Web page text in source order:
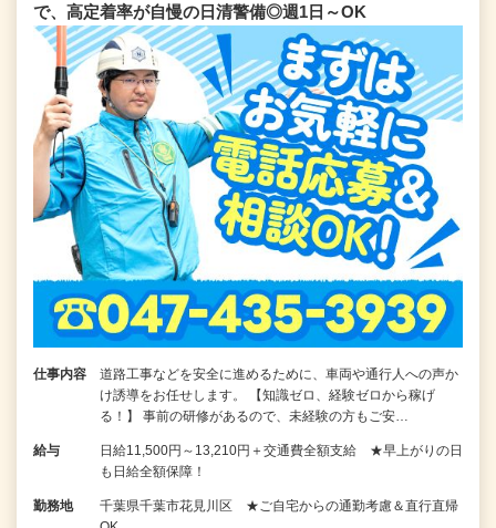
で、高定着率が自慢の日清警備◎週1日～OK
仕事内容
道路工事などを安全に進めるために、車両や通行人への声か
け誘導をお任せします。 【知識ゼロ、経験ゼロから稼げ
る！】 事前の研修があるので、未経験の方もご安…
給与
日給11,500円～13,210円＋交通費全額支給 ★早上がりの日
も日給全額保障！
勤務地
千葉県千葉市花見川区 ★ご自宅からの通勤考慮＆直行直帰